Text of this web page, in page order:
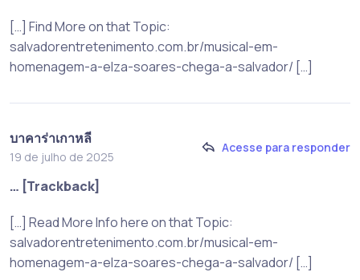
[…] Find More on that Topic:
salvadorentretenimento.com.br/musical-em-
homenagem-a-elza-soares-chega-a-salvador/ […]
บาคาร่าเกาหลี
19 de julho de 2025
Acesse para responder
… [Trackback]
[…] Read More Info here on that Topic:
salvadorentretenimento.com.br/musical-em-
homenagem-a-elza-soares-chega-a-salvador/ […]